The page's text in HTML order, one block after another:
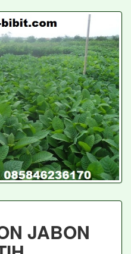
JABON